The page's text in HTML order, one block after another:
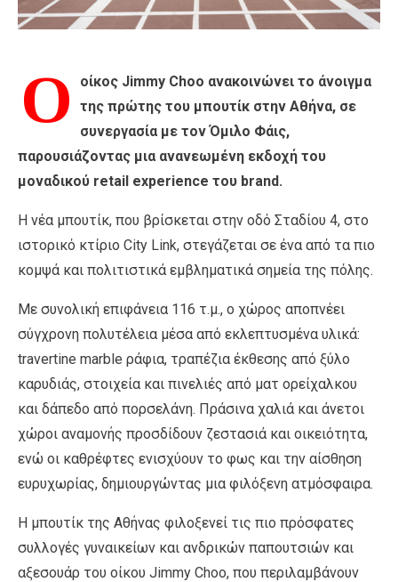
Ο
οίκος Jimmy Choo ανακοινώνει το άνοιγμα
της πρώτης του μπουτίκ στην Αθήνα, σε
συνεργασία με τον Όμιλο Φάις,
παρουσιάζοντας μια ανανεωμένη εκδοχή του
μοναδικού retail experience του brand.
Η νέα μπουτίκ, που βρίσκεται στην οδό Σταδίου 4, στο
ιστορικό κτίριο City Link, στεγάζεται σε ένα από τα πιο
κομψά και πολιτιστικά εμβληματικά σημεία της πόλης.
Με συνολική επιφάνεια 116 τ.μ., ο χώρος αποπνέει
σύγχρονη πολυτέλεια μέσα από εκλεπτυσμένα υλικά:
travertine marble ράφια, τραπέζια έκθεσης από ξύλο
καρυδιάς, στοιχεία και πινελιές από ματ ορείχαλκου
και δάπεδο από πορσελάνη. Πράσινα χαλιά και άνετοι
χώροι αναμονής προσδίδουν ζεστασιά και οικειότητα,
ενώ οι καθρέφτες ενισχύουν το φως και την αίσθηση
ευρυχωρίας, δημιουργώντας μια φιλόξενη ατμόσφαιρα.
Η μπουτίκ της Αθήνας φιλοξενεί τις πιο πρόσφατες
συλλογές γυναικείων και ανδρικών παπουτσιών και
αξεσουάρ του οίκου Jimmy Choo, που περιλαμβάνουν